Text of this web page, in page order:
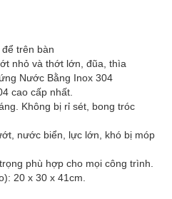
trên bàn
nhỏ và thớt lớn, đũa, thìa
Nước Bằng Inox 304
cao cấp nhất.
Không bị rỉ sét, bong tróc
nước biển, lực lớn, khó bị móp
phù hợp cho mọi công trình.
20 x 30 x 41cm.